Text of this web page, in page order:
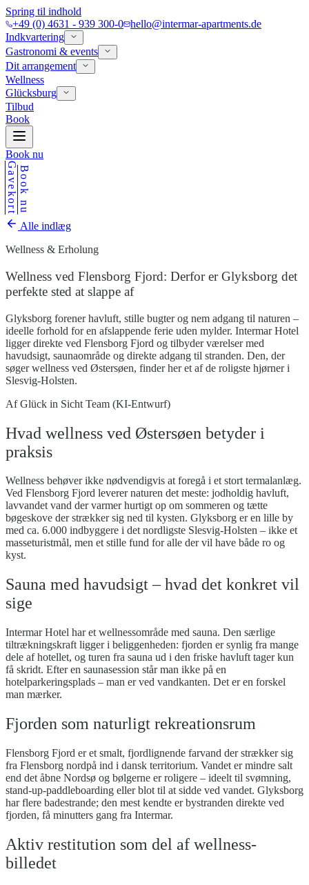
Spring til indhold
+49 (0) 4631 - 939 300-0 hello@intermar-apartments.de
Indkvartering
Gastronomi & events
Dit arrangement
Wellness
Glücksburg
Tilbud
Book
Book nu
GavekortBook nu
Alle indlæg
Wellness & Erholung
Wellness ved Flensborg Fjord: Derfor er Glyksborg det
perfekte sted at slappe af
Glyksborg forener havluft, stille bugter og nem adgang til naturen –
ideelle forhold for en afslappende ferie uden mylder. Intermar Hotel
ligger direkte ved Flensborg Fjord og tilbyder værelser med
havudsigt, saunaområde og direkte adgang til stranden. Den, der
søger wellness ved Østersøen, finder her et af de roligste hjørner i
Slesvig-Holsten.
Af Glück in Sicht Team (KI-Entwurf)
Hvad wellness ved Østersøen betyder i
praksis
Wellness behøver ikke nødvendigvis at foregå i et stort termalanlæg.
Ved Flensborg Fjord leverer naturen det meste: jodholdig havluft,
lavvandet vand der varmer hurtigt op om sommeren og tætte
bøgeskove der strækker sig ned til kysten. Glyksborg er en lille by
med ca. 6.000 indbyggere i det nordligste Slesvig-Holsten – ikke et
masseturistmål, men et stille fund for alle der vil have både ro og
kyst.
Sauna med havudsigt – hvad det konkret vil
sige
Intermar Hotel har et wellnessområde med sauna. Den særlige
tiltrækningskraft ligger i beliggenheden: fjorden er synlig fra mange
dele af hotellet, og turen fra sauna ud i den friske havluft tager kun
få skridt. Efter en saunasession står man ikke på en
hotelparkeringsplads – man er ved vandkanten. Det er en forskel
man mærker.
Fjorden som naturligt rekreationsrum
Flensborg Fjord er et smalt, fjordlignende farvand der strækker sig
fra Flensborg nordpå ind i dansk territorium. Vandet er mindre salt
end det åbne Nordsø og bølgerne er roligere – ideelt til svømning,
stand-up-paddleboarding eller blot til at sidde ved vandet. Glyksborg
har flere badestrande; den mest kendte er bystranden direkte ved
fjorden, få minutters gang fra Intermar.
Aktiv restitution som del af wellness-
billedet